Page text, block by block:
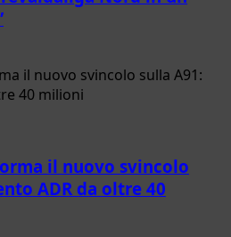
il nuovo svincolo
ADR da oltre 40